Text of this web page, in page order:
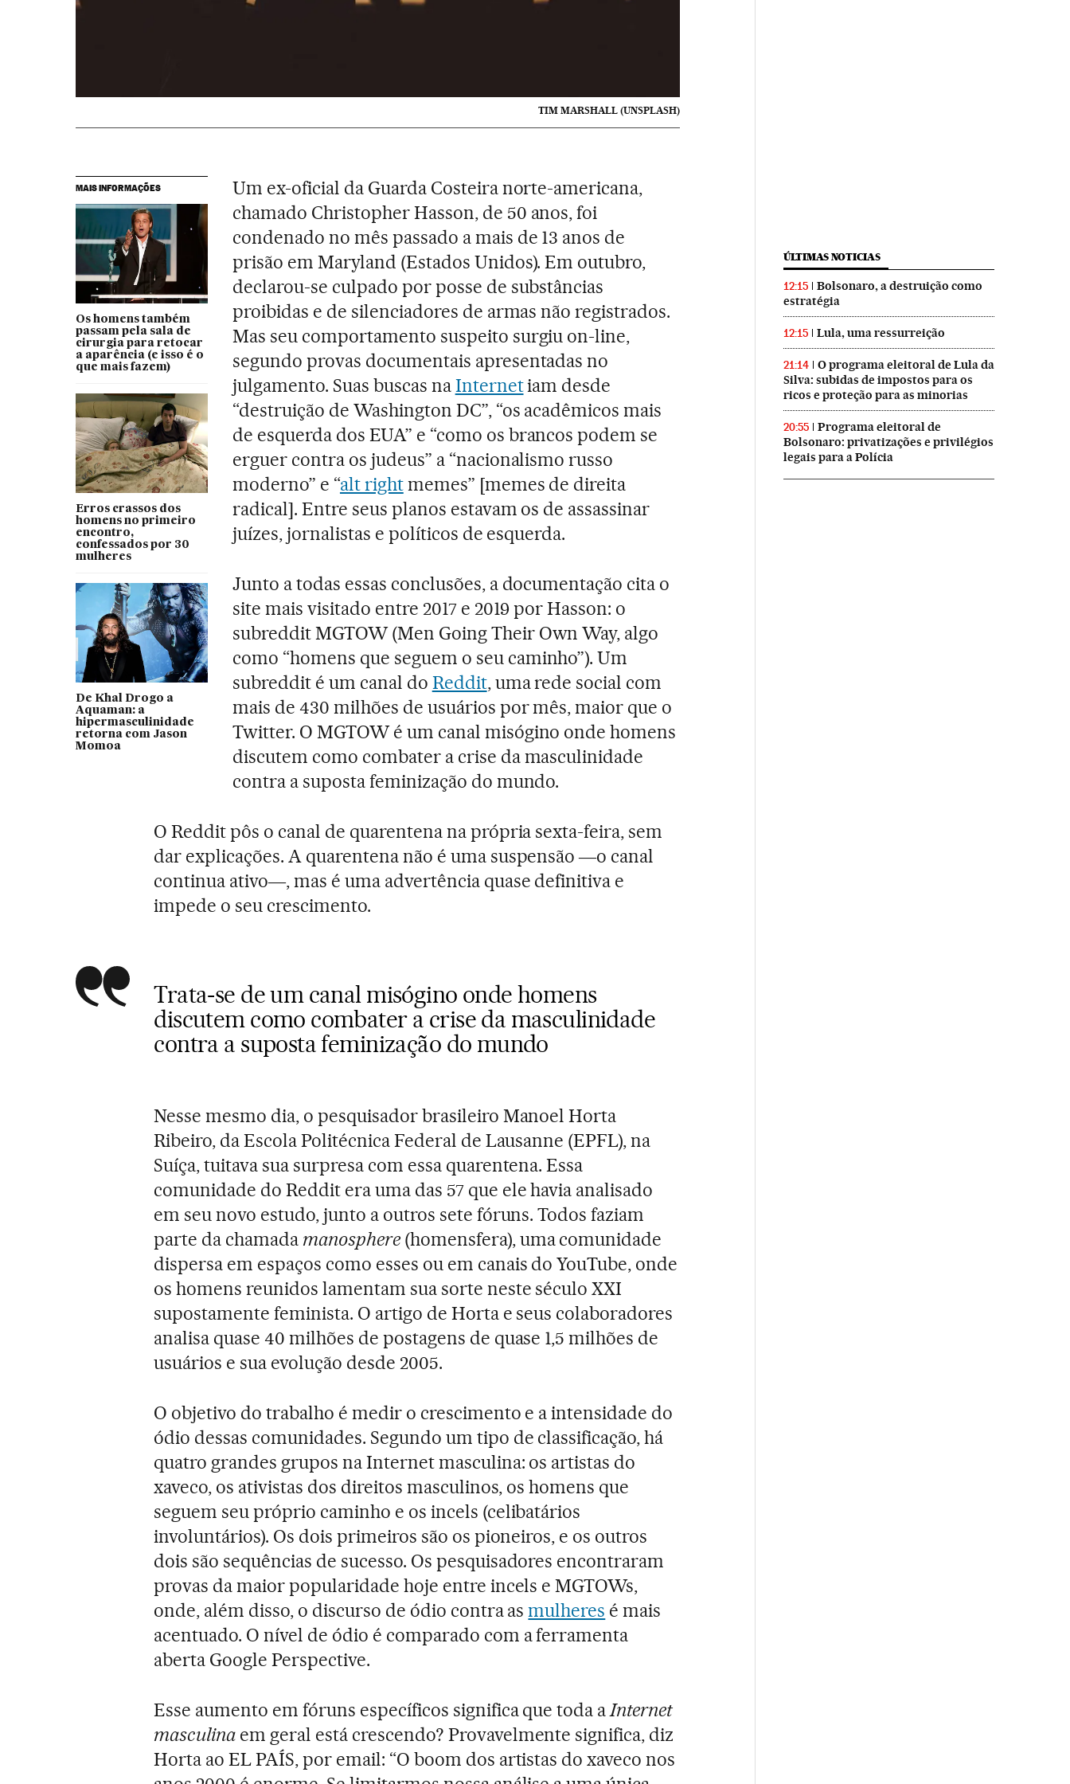
TIM MARSHALL (UNSPLASH)
MAIS INFORMAÇÕES
Os homens também
passam pela sala de
cirurgia para retocar
a aparência (e isso é o
que mais fazem)
Erros crassos dos
homens no primeiro
encontro,
confessados por 30
mulheres
De Khal Drogo a
Aquaman: a
hipermasculinidade
retorna com Jason
Momoa
Um ex-oficial da Guarda Costeira norte-americana,
chamado Christopher Hasson, de 50 anos, foi
condenado no mês passado a mais de 13 anos de
prisão em Maryland (Estados Unidos). Em outubro,
declarou-se culpado por posse de substâncias
proibidas e de silenciadores de armas não registrados.
Mas seu comportamento suspeito surgiu on-line,
segundo provas documentais apresentadas no
julgamento. Suas buscas naInternetiam desde
“destruição de Washington DC”, “os acadêmicos mais
de esquerda dos EUA” e “como os brancos podem se
erguer contra os judeus” a “nacionalismo russo
moderno” e “alt rightmemes” [memes de direita
radical]. Entre seus planos estavam os de assassinar
juízes, jornalistas e políticos de esquerda.
Junto a todas essas conclusões, a documentação cita o
site mais visitado entre 2017 e 2019 por Hasson: o
subreddit MGTOW (Men Going Their Own Way, algo
como “homens que seguem o seu caminho”). Um
subreddit é um canal do Reddit, uma rede social com
mais de 430 milhões de usuários por mês, maior que o
Twitter. O MGTOW é um canal misógino onde homens
discutem como combater a crise da masculinidade
contra a suposta feminização do mundo.
O Reddit pôs o canal de quarentena na própria sexta-feira, sem
dar explicações. A quarentena não é uma suspensão ―o canal
continua ativo―, mas é uma advertência quase definitiva e
impede o seu crescimento.
Trata-se de um canal misógino onde homens
discutem como combater a crise da masculinidade
contra a suposta feminização do mundo
Nesse mesmo dia, o pesquisador brasileiro Manoel Horta
Ribeiro, da Escola Politécnica Federal de Lausanne (EPFL), na
Suíça, tuitava sua surpresa com essa quarentena. Essa
comunidade do Reddit era uma das 57 que ele havia analisado
em seu novo estudo, junto a outros sete fóruns. Todos faziam
parte da chamada manosphere(homensfera), uma comunidade
dispersa em espaços como esses ou em canais do YouTube, onde
os homens reunidos lamentam sua sorte neste século XXI
supostamente feminista. O artigo de Horta e seus colaboradores
analisa quase 40 milhões de postagens de quase 1,5 milhões de
usuários e sua evolução desde 2005.
O objetivo do trabalho é medir o crescimento e a intensidade do
ódio dessas comunidades. Segundo um tipo de classificação, há
quatro grandes grupos na Internet masculina: os artistas do
xaveco, os ativistas dos direitos masculinos, os homens que
seguem seu próprio caminho e os incels (celibatários
involuntários). Os dois primeiros são os pioneiros, e os outros
dois são sequências de sucesso. Os pesquisadores encontraram
provas da maior popularidade hoje entre incels e MGTOWs,
onde, além disso, o discurso de ódio contra asmulheres é mais
acentuado. O nível de ódio é comparado com a ferramenta
aberta Google Perspective.
Esse aumento em fóruns específicos significa que toda aInternet
masculina em geral está crescendo? Provavelmente significa, diz
Horta ao EL PAÍS, por email: “O boom dos artistas do xaveco nos
ÚLTIMAS NOTICIAS
12:15
Bolsonaro, a destruição como
estratégia
12:15 Lula, uma ressurreição
21:14
O programa eleitoral de Lula da
Silva: subidas de impostos para os
ricos e proteção para as minorias
20:55
Programa eleitoral de
Bolsonaro: privatizações e privilégios
legais para a Polícia